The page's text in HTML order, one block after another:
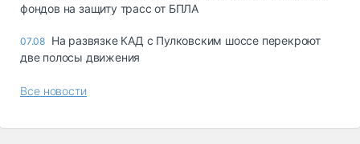
фондов на защиту трасс от БПЛА
07.08 На развязке КАД с Пулковским шоссе перекроют
две полосы движения
Все новости